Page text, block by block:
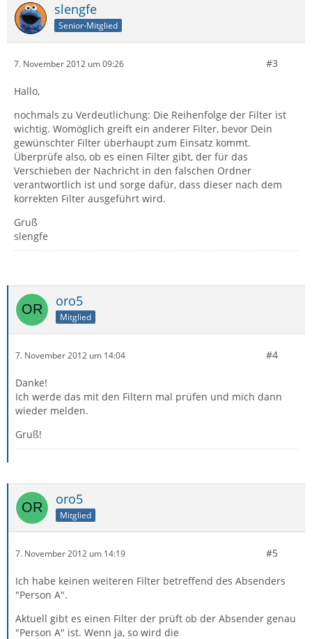
slengfe
Senior-Mitglied
7. November 2012 um 09:26 #3
Hallo,
nochmals zu Verdeutlichung: Die Reihenfolge der Filter ist
wichtig. Womöglich greift ein anderer Filter, bevor Dein
gewünschter Filter überhaupt zum Einsatz kommt.
Überprüfe also, ob es einen Filter gibt, der für das
Verschieben der Nachricht in den falschen Ordner
verantwortlich ist und sorge dafür, dass dieser nach dem
korrekten Filter ausgeführt wird.
Gruß
slengfe
oro5
Mitglied
7. November 2012 um 14:04 #4
Danke!
Ich werde das mit den Filtern mal prüfen und mich dann
wieder melden.
Gruß!
oro5
Mitglied
7. November 2012 um 14:19 #5
Ich habe keinen weiteren Filter betreffend des Absenders
"Person A".
Aktuell gibt es einen Filter der prüft ob der Absender genau
"Person A" ist. Wenn ja, so wird die